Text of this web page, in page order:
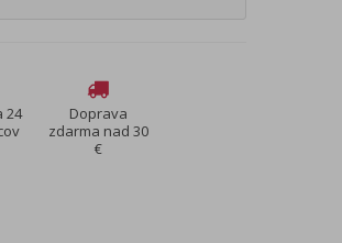
24
Doprava
zdarma nad 30
€